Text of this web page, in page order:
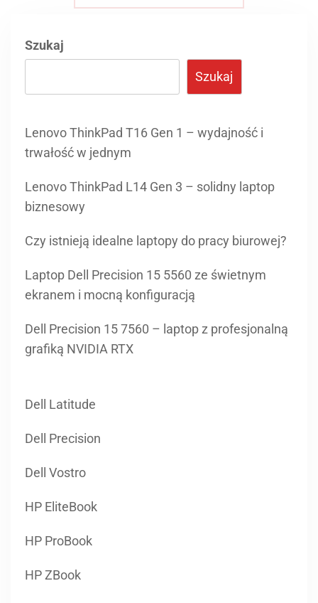
Szukaj
biznesowy
Laptop Dell Precision 15 5560 ze świetnym
grafiką NVIDIA RTX
Dell Latitude
Dell Vostro
HP EliteBook
HP ProBook
HP ZBook
Lenovo ThinkBook
Lenovo ThinkPad